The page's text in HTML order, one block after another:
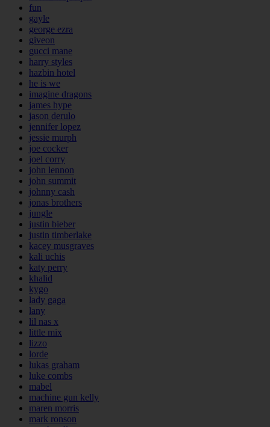
fun
gayle
george ezra
giveon
gucci mane
harry styles
hazbin hotel
he is we
imagine dragons
james hype
jason derulo
jennifer lopez
jessie murph
joe cocker
joel corry
john lennon
john summit
johnny cash
jonas brothers
jungle
justin bieber
justin timberlake
kacey musgraves
kali uchis
katy perry
khalid
kygo
lady gaga
lany
lil nas x
little mix
lizzo
lorde
lukas graham
luke combs
mabel
machine gun kelly
maren morris
mark ronson